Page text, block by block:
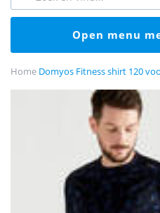
open menu
Home Domyos Fitness shirt 120